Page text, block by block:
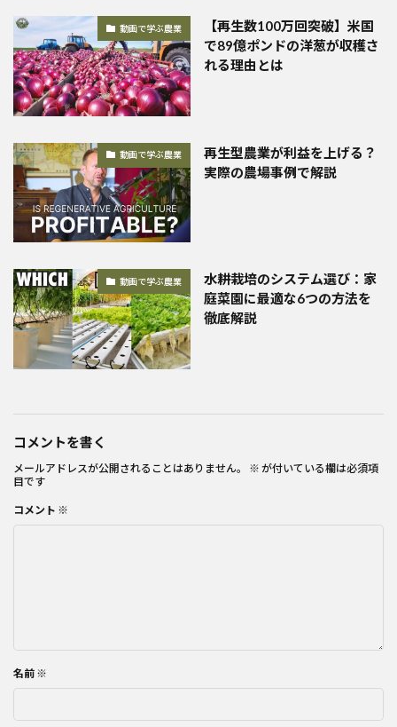
動画で学ぶ農業
【再生数100万回突破】米国
で89億ポンドの洋葱が収穫さ
れる理由とは
動画で学ぶ農業
再生型農業が利益を上げる？
実際の農場事例で解説
動画で学ぶ農業
水耕栽培のシステム選び：家
庭菜園に最適な6つの方法を
徹底解説
コメントを書く
メールアドレスが公開されることはありません。 ※ が付いている欄は必須項
目です
コメント ※
名前 ※